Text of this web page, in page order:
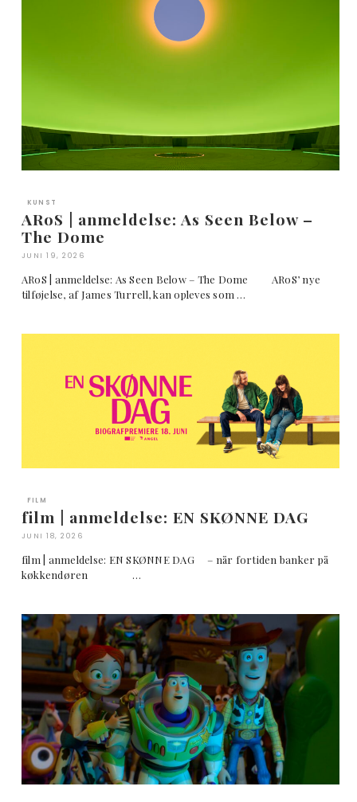
KUNST
ARoS | anmeldelse: As Seen Below –
The Dome
JUNI 19, 2026
ARoS | anmeldelse: As Seen Below – The Dome ARoS’ nye
tilføjelse, af James Turrell, kan opleves som …
FILM
film | anmeldelse: EN SKØNNE DAG
JUNI 18, 2026
film | anmeldelse: EN SKØNNE DAG – når fortiden banker på
køkkendøren …